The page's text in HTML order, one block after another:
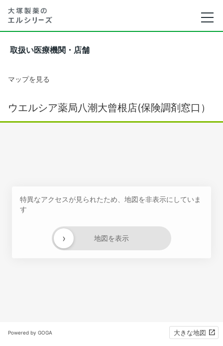
取扱い医療機関・店舗
マップを見る
ウエルシア薬局八潮大曾根店(保険調剤窓口）
特異なアクセスが見られたため、地図を非表示にしていま
す
地図を表示
›
Powered by GOGA 大きな地図